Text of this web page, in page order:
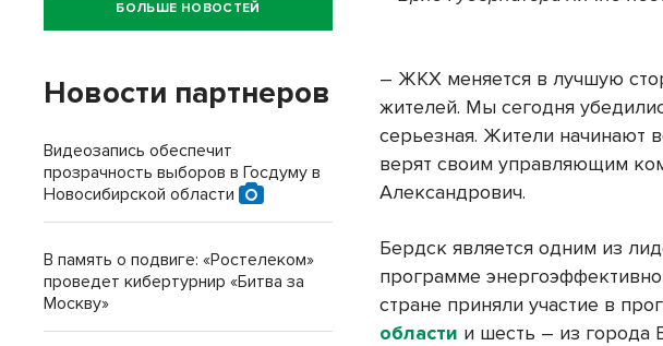
– ЖКХ меняется в лучшую
жителей. Мы сегодня
серьезная. Жители начинают
верят своим управляющим
Александрович.
Бердск является одним из
программе
стране приняли участие в
области и шесть – из города
БОЛЬШЕ НОВОСТЕЙ
Новости партнеров
Видеозапись обеспечит
прозрачность выборов в Госдуму в
Новосибирской области
В память о подвиге: «Ростелеком»
проведет кибертурнир «Битва за
Москву»